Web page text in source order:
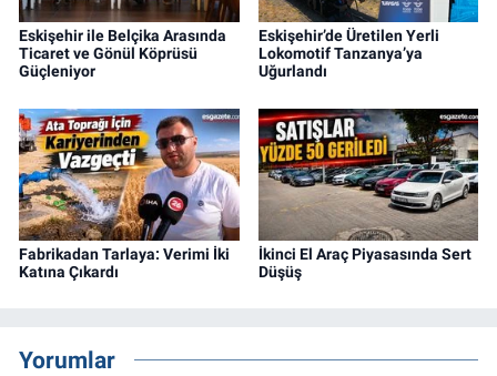
Eskişehir ile Belçika Arasında
Ticaret ve Gönül Köprüsü
Güçleniyor
Eskişehir’de Üretilen Yerli
Lokomotif Tanzanya’ya
Uğurlandı
Fabrikadan Tarlaya: Verimi İki
Katına Çıkardı
İkinci El Araç Piyasasında Sert
Düşüş
Yorumlar